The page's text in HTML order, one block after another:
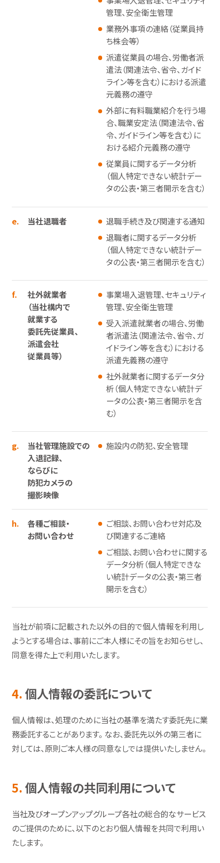
管理、安全衛生管理
業務外事項の連絡（従業員持
ち株会等）
派遣従業員の場合、労働者派
遣法（関連法令、省令、ガイド
ライン等を含む）における派遣
元義務の遵守
外部に有料職業紹介を行う場
合、職業安定法（関連法令、省
令、ガイドライン等を含む）に
おける紹介元義務の遵守
従業員に関するデータ分析
（個人特定できない統計デー
タの公表・第三者開示を含む）
e. 当社退職者
退職手続き及び関連する通知
退職者に関するデータ分析
（個人特定できない統計デー
タの公表・第三者開示を含む）
f.
社外就業者
（当社構内で
就業する
委託先従業員、
派遣会社
従業員等）
事業場入退管理、セキュリティ
管理、安全衛生管理
受入派遣就業者の場合、労働
者派遣法（関連法令、省令、ガ
イドライン等を含む）における
派遣先義務の遵守
社外就業者に関するデータ分
析（個人特定できない統計デ
ータの公表・第三者開示を含
む）
g.
当社管理施設での
入退記録、
ならびに
防犯カメラの
撮影映像
施設内の防犯、安全管理
h.
各種ご相談・
お問い合わせ
ご相談、お問い合わせ対応及
び関連するご連絡
ご相談、お問い合わせに関する
データ分析（個人特定できな
い統計データの公表・第三者
開示を含む）
当社が前項に記載された以外の目的で個人情報を利用し
ようとする場合は、事前にご本人様にその旨をお知らせし、
同意を得た上で利用いたします。
4. 個人情報の委託について
個人情報は、処理のために当社の基準を満たす委託先に業
務委託することがあります。 なお、委託先以外の第三者に
対しては、原則ご本人様の同意なしでは提供いたしません。
5. 個人情報の共同利用について
当社及びオープンアップグループ各社の総合的なサービス
のご提供のために、以下のとおり個人情報を共同で利用い
たします。